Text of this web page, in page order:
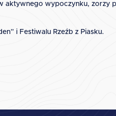
aktywnego wypoczynku, zorzy
i Festiwalu Rzeźb z Piasku.